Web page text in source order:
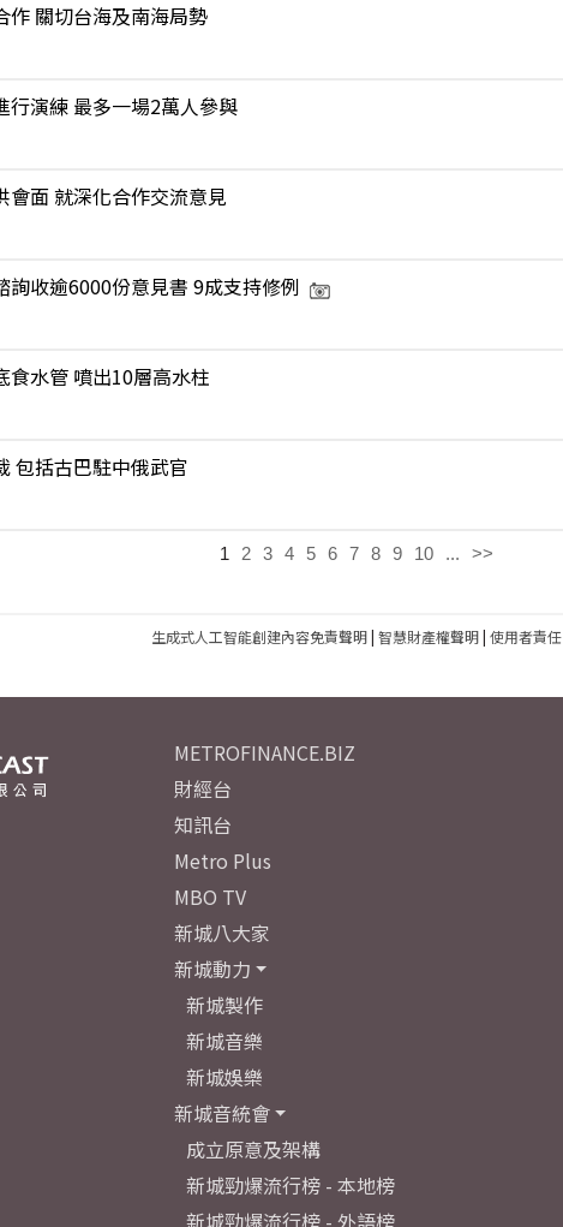
作 關切台海及南海局勢
行演練 最多一場2萬人參與
面 就深化合作交流意見
收逾6000份意見書 9成支持修例
食水管 噴出10層高水柱
包括古巴駐中俄武官
1 2 3 4 5 6 7 8 9 10 ... >>
生成式人工智能創建內容免責聲明| 智慧財產權聲明| 使用者責任
METROFINANCE.BIZ
財經台
知訊台
Metro Plus
MBO TV
新城八大家
新城動力
新城製作
新城音樂
新城娛樂
新城音統會
成立原意及架構
新城勁爆流行榜 - 本地榜
新城勁爆流行榜 - 外語榜